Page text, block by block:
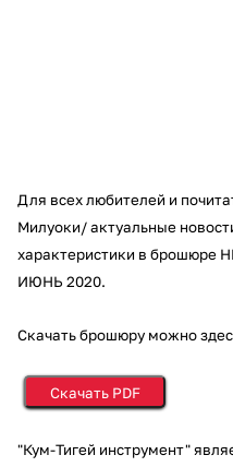
Для всех любителей и
Милуоки/ актуальные
характеристики в брошюре
ИЮНЬ 2020.
Скачать брошюру можно
Скачать PDF
"Кум-Тигей инструмент"
Получайте товар
выбранный
Оставшиеся75%
по25%каждые 2